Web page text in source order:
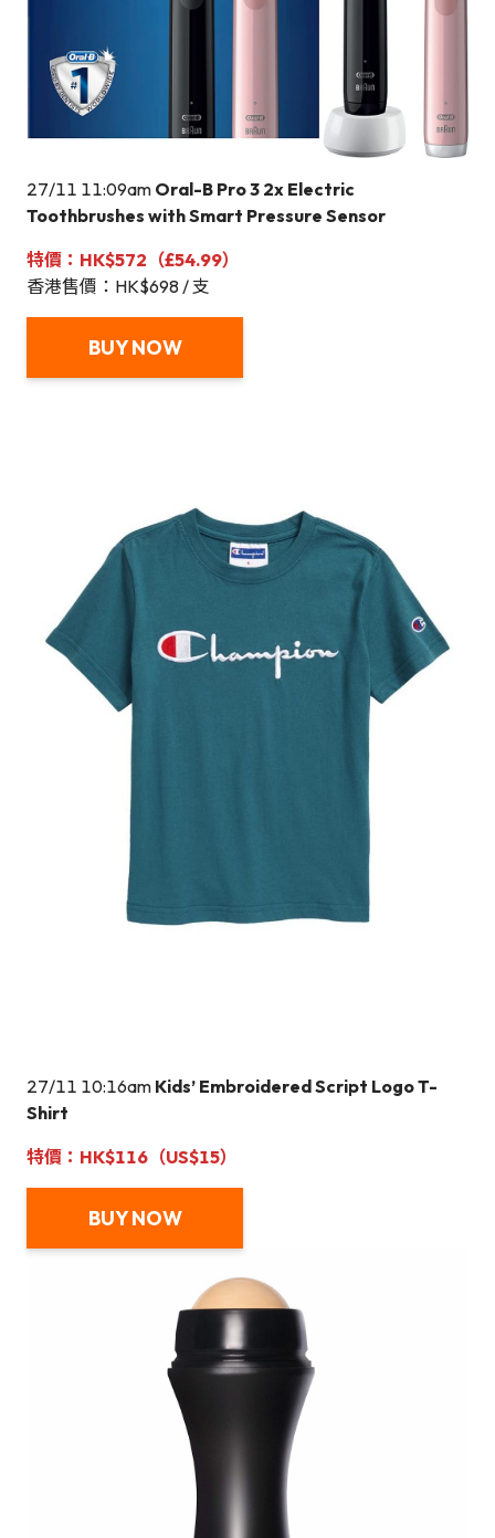
27/11 11:09am Oral-B Pro 3 2x Electric
Toothbrushes with Smart Pressure Sensor
特價：HK$572（£54.99）
香港售價：HK$698 / 支
BUY NOW
27/11 10:16am Kids’ Embroidered Script Logo T-
Shirt
特價：HK$116（US$15）
BUY NOW